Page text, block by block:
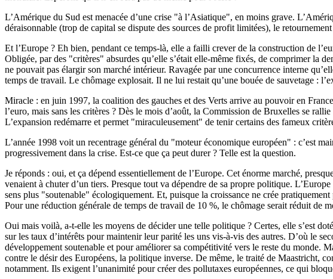
L’Amérique du Sud est menacée d’une crise "à l’Asiatique", en moins grave.
déraisonnable (trop de capital se dispute des sources de profit limitées), le
Et l’Europe ? Eh bien, pendant ce temps-là, elle a failli crever de la construction de
Obligée, par des "critères" absurdes qu’elle s’était elle-même fixés, de comprimer la
ne pouvait pas élargir son marché intérieur. Ravagée par une concurrence interne
temps de travail. Le chômage explosait. Il ne lui restait qu’une bouée de sauvetage :
Miracle : en juin 1997, la coalition des gauches et des Verts arrive au pouvoir en
l’euro, mais sans les critères ? Dès le mois d’août, la Commission de Bruxelles se
L’expansion redémarre et permet "miraculeusement" de tenir certains des fameux
L’année 1998 voit un recentrage général du "moteur économique européen" : c’est
progressivement dans la crise. Est-ce que ça peut durer ? Telle est la question.
Je réponds : oui, et ça dépend essentiellement de l’Europe. Cet énorme marché,
venaient à chuter d’un tiers. Presque tout va dépendre de sa propre politique.
sens plus "soutenable" écologiquement. Et, puisque la croissance ne crée
Pour une réduction générale de temps de travail de 10 %, le chômage serait réduit de
Oui mais voilà, a-t-elle les moyens de décider une telle politique ? Certes, elle s’est
sur les taux d’intérêts pour maintenir leur parité les uns vis-à-vis des autres. D’où le
développement soutenable et pour améliorer sa compétitivité vers le reste du monde.
contre le désir des Européens, la politique inverse. De même, le traité de Maastricht,
notamment. Ils exigent l’unanimité pour créer des pollutaxes européennes, ce qui